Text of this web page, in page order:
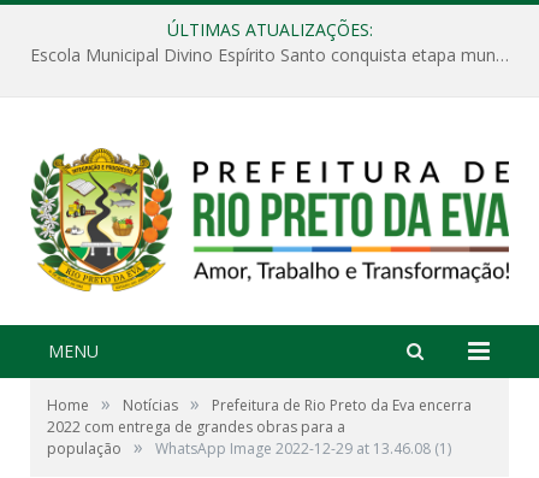
ÚLTIMAS ATUALIZAÇÕES:
Escola Municipal Divino Espírito Santo conquista etapa municipal da V Feira Amazonense de Matemática
MENU
Home » Notícias »
Prefeitura de Rio Preto da Eva encerra
2022 com entrega de grandes obras para a
população
» WhatsApp Image 2022-12-29 at 13.46.08 (1)